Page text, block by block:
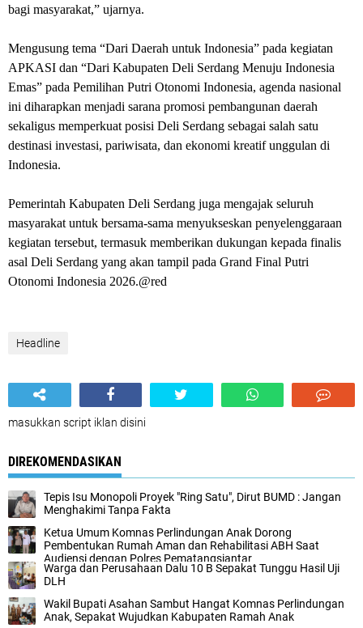
bagi masyarakat,” ujarnya.
Mengusung tema “Dari Daerah untuk Indonesia” pada kegiatan
APKASI dan “Dari Kabupaten Deli Serdang Menuju Indonesia
Emas” pada Pemilihan Putri Otonomi Indonesia, agenda nasional
ini diharapkan menjadi sarana promosi pembangunan daerah
sekaligus memperkuat posisi Deli Serdang sebagai salah satu
destinasi investasi, pariwisata, dan ekonomi kreatif unggulan di
Indonesia.
Pemerintah Kabupaten Deli Serdang juga mengajak seluruh
masyarakat untuk bersama-sama menyukseskan penyelenggaraan
kegiatan tersebut, termasuk memberikan dukungan kepada finalis
asal Deli Serdang yang akan tampil pada Grand Final Putri
Otonomi Indonesia 2026.@red
Headline
masukkan script iklan disini
DIREKOMENDASIKAN
Tepis Isu Monopoli Proyek "Ring Satu", Dirut BUMD : Jangan
Menghakimi Tanpa Fakta
Ketua Umum Komnas Perlindungan Anak Dorong
Pembentukan Rumah Aman dan Rehabilitasi ABH Saat
Audiensi dengan Polres Pematangsiantar
Warga dan Perusahaan Dalu 10 B Sepakat Tunggu Hasil Uji
DLH
Wakil Bupati Asahan Sambut Hangat Komnas Perlindungan
Anak, Sepakat Wujudkan Kabupaten Ramah Anak